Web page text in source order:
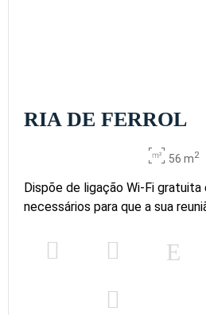
RIA DE FERROL
56 m2
Dispõe de ligação Wi-Fi
necessários para que a sua